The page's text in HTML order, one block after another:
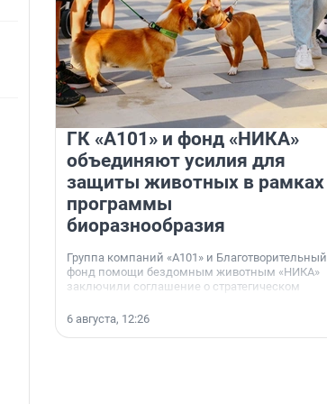
ГК «А101» и фонд «НИКА»
объединяют усилия для
защиты животных в рамках
программы
биоразнообразия
Группа компаний «А101» и Благотворительный
фонд помощи бездомным животным «НИКА»
заключили соглашение о стратегическом
6 августа, 12:26